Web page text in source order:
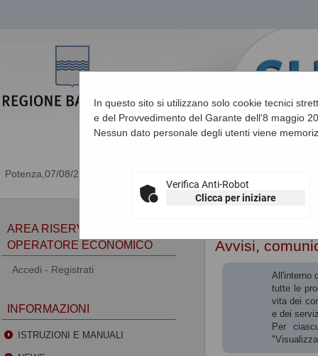
07/08/2026 08:02
Sei qui: Home»
In questo sito si utilizzano solo cookie tecnici
e del Provvedimento del Garante dell'8 maggio
Nessun dato personale degli utenti viene
Verifica Anti-Robot
Clicca per iniziare
Avvisi,
All'interno
tutte le
vita dei
e dei
Per
AREA RISERVATA
OPERATORE ECONOMICO
Accedi - Registrati
INFORMAZIONI
ISTRUZIONI E MANUALI